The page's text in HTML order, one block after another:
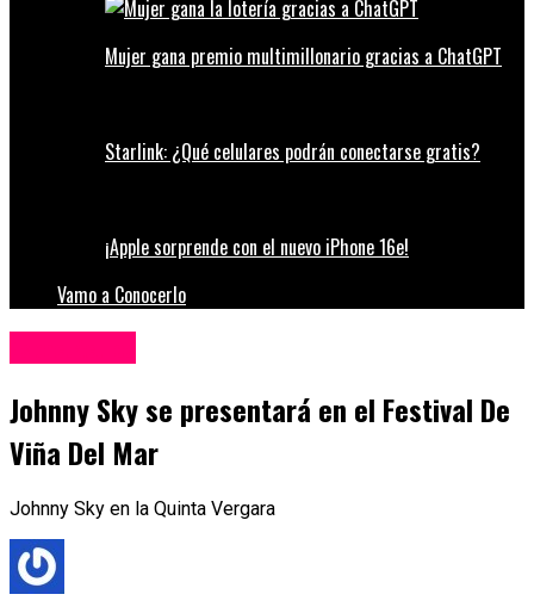
Mujer gana premio multimillonario gracias a ChatGPT
Starlink: ¿Qué celulares podrán conectarse gratis?
¡Apple sorprende con el nuevo iPhone 16e!
Vamo a Conocerlo
Johnny Sky se presentará en el Festival De
Viña Del Mar
Johnny Sky en la Quinta Vergara